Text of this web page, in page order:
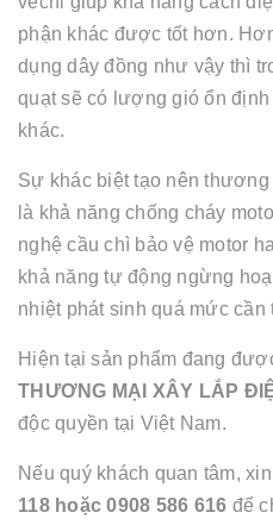
phận khác được tốt hơn.
dụng dây đồng như vậy thì
quạt sẽ có lượng gió ổn
khác.
Sự khác biệt tạo nên
là khả năng chống cháy
nghệ cầu chì bảo vệ motor
khả năng tự động ngừng
nhiệt phát sinh quá mức cần
Hiện tại sản phẩm đang
THƯƠNG MẠI XÂY LẮP
độc quyền tại Việt Nam.
Nếu quý khách quan tâm,
118 hoặc 0908 586 616 để